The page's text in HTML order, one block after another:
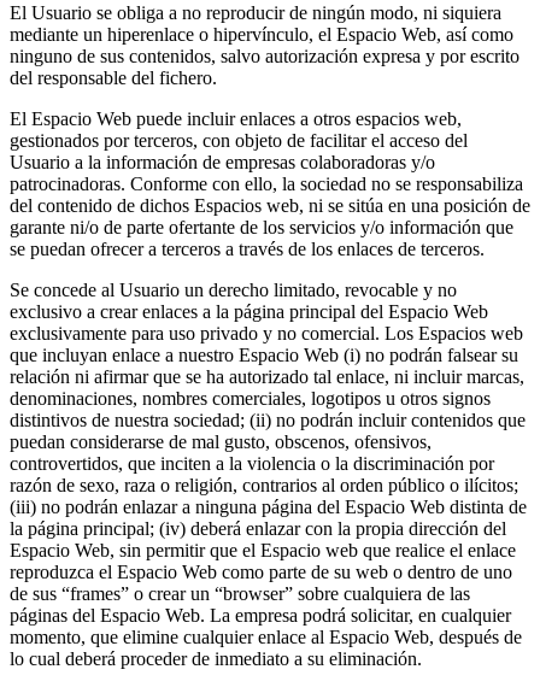
El Usuario se obliga a no reproducir de ningún modo, ni siquiera
mediante un hiperenlace o hipervínculo, el Espacio Web, así como
ninguno de sus contenidos, salvo autorización expresa y por escrito
del responsable del fichero.
El Espacio Web puede incluir enlaces a otros espacios web,
gestionados por terceros, con objeto de facilitar el acceso del
Usuario a la información de empresas colaboradoras y/o
patrocinadoras. Conforme con ello, la sociedad no se responsabiliza
del contenido de dichos Espacios web, ni se sitúa en una posición de
garante ni/o de parte ofertante de los servicios y/o información que
se puedan ofrecer a terceros a través de los enlaces de terceros.
Se concede al Usuario un derecho limitado, revocable y no
exclusivo a crear enlaces a la página principal del Espacio Web
exclusivamente para uso privado y no comercial. Los Espacios web
que incluyan enlace a nuestro Espacio Web (i) no podrán falsear su
relación ni afirmar que se ha autorizado tal enlace, ni incluir marcas,
denominaciones, nombres comerciales, logotipos u otros signos
distintivos de nuestra sociedad; (ii) no podrán incluir contenidos que
puedan considerarse de mal gusto, obscenos, ofensivos,
controvertidos, que inciten a la violencia o la discriminación por
razón de sexo, raza o religión, contrarios al orden público o ilícitos;
(iii) no podrán enlazar a ninguna página del Espacio Web distinta de
la página principal; (iv) deberá enlazar con la propia dirección del
Espacio Web, sin permitir que el Espacio web que realice el enlace
reproduzca el Espacio Web como parte de su web o dentro de uno
de sus “frames” o crear un “browser” sobre cualquiera de las
páginas del Espacio Web. La empresa podrá solicitar, en cualquier
momento, que elimine cualquier enlace al Espacio Web, después de
lo cual deberá proceder de inmediato a su eliminación.